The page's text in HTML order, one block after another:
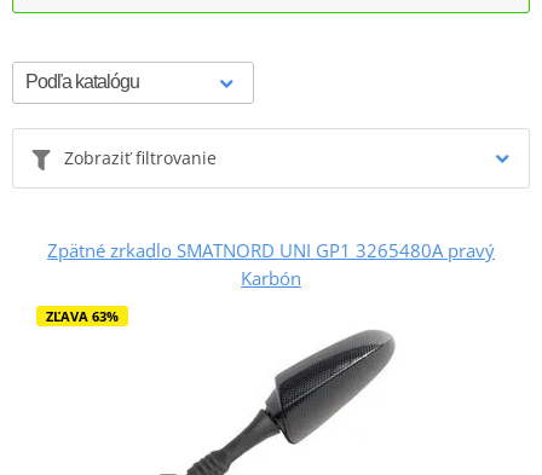
Zobraziť filtrovanie
Zpätné zrkadlo SMATNORD UNI GP1 3265480A pravý
Karbón
ZĽAVA 63%